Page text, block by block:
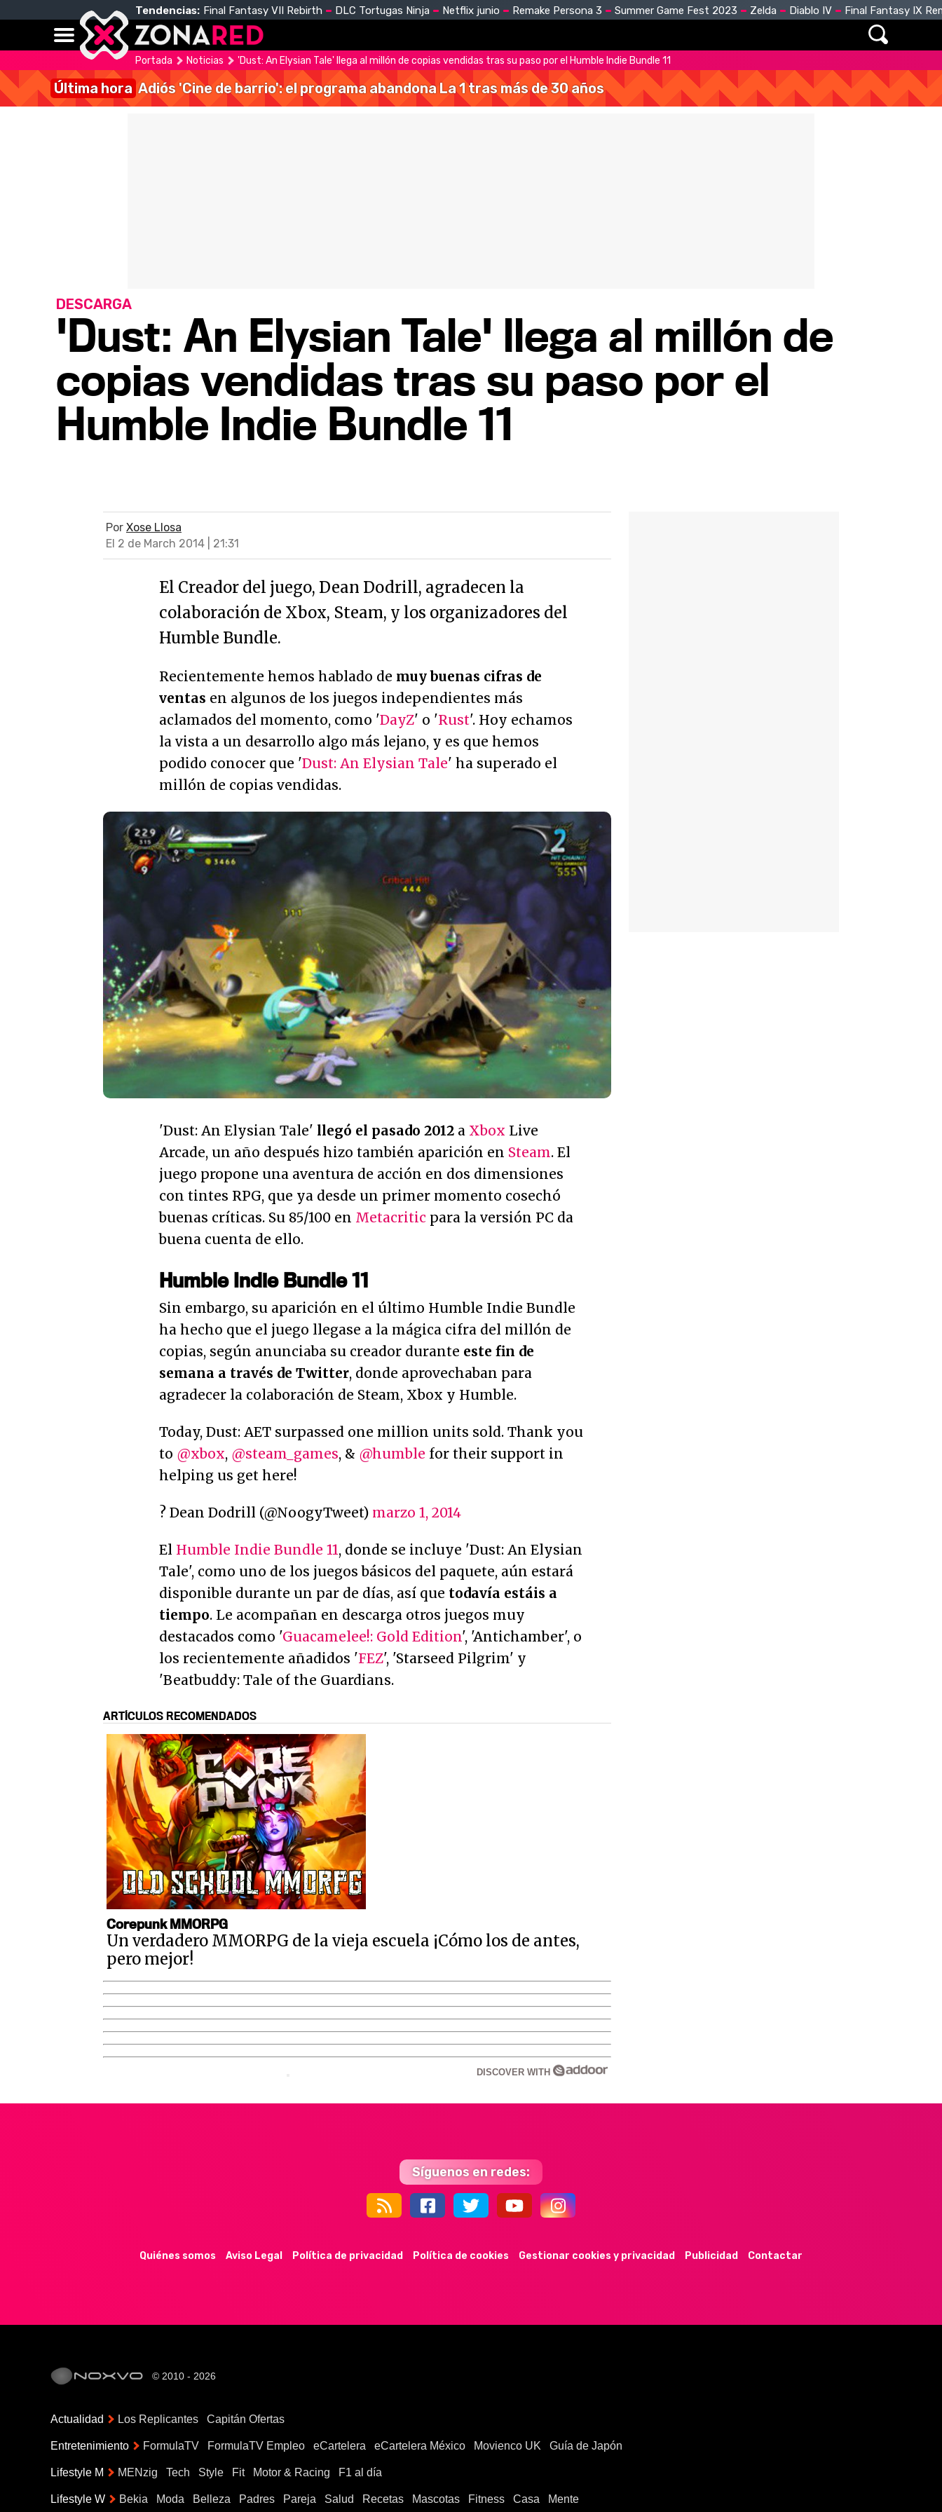
Tendencias: Final Fantasy VII Rebirth DLC Tortugas Ninja Netflix junio Remake Persona 3 Summer Game Fest 2023 Zelda Diablo IV Final Fantasy IX
Portada Noticias 'Dust: An Elysian Tale' llega al millón de copias vendidas tras su paso por el Humble Indie Bundle 11
Última hora Adiós 'Cine de barrio': el programa abandona La 1 tras más de 30 años
'Dust: An Elysian Tale' llega al millón de
copias vendidas tras su paso por el
Humble Indie Bundle 11
DESCARGA
Por Xose Llosa
El 2 de March 2014 | 21:31
El Creador del juego, Dean Dodrill, agradecen la
colaboración de Xbox, Steam, y los organizadores del
Humble Bundle.
Recientemente hemos hablado de muy buenas cifras de
ventas en algunos de los juegos independientes más
aclamados del momento, como 'DayZ' o 'Rust'. Hoy echamos
la vista a un desarrollo algo más lejano, y es que hemos
podido conocer que 'Dust: An Elysian Tale' ha superado el
millón de copias vendidas.
'Dust: An Elysian Tale' llegó el pasado 2012 a Xbox Live
Arcade, un año después hizo también aparición en Steam. El
juego propone una aventura de acción en dos dimensiones
con tintes RPG, que ya desde un primer momento cosechó
buenas críticas. Su 85/100 en Metacritic para la versión PC da
buena cuenta de ello.
Humble Indie Bundle 11
Sin embargo, su aparición en el último Humble Indie Bundle
ha hecho que el juego llegase a la mágica cifra del millón de
copias, según anunciaba su creador durante este fin de
semana a través de Twitter, donde aprovechaban para
agradecer la colaboración de Steam, Xbox y Humble.
Today, Dust: AET surpassed one million units sold. Thank you
to @xbox, @steam_games, & @humble for their support in
helping us get here!
? Dean Dodrill (@NoogyTweet) marzo 1, 2014
El Humble Indie Bundle 11, donde se incluye 'Dust: An Elysian
Tale', como uno de los juegos básicos del paquete, aún estará
disponible durante un par de días, así que todavía estáis a
tiempo. Le acompañan en descarga otros juegos muy
destacados como 'Guacamelee!: Gold Edition', 'Antichamber', o
los recientemente añadidos 'FEZ', 'Starseed Pilgrim' y
'Beatbuddy: Tale of the Guardians.
ARTÍCULOS RECOMENDADOS
Corepunk MMORPG
Un verdadero MMORPG de la vieja escuela ¡Cómo los de antes,
pero mejor!
DISCOVER WITH
Síguenos en redes:
44k 9k 35k 352
Quiénes somos Aviso Legal Política de privacidad Política de cookies Gestionar cookies y privacidad Publicidad Contactar
© 2010 - 2026
Actualidad Los Replicantes Capitán Ofertas
Entretenimiento FormulaTV FormulaTV Empleo eCartelera eCartelera México Movienco UK Guía de Japón
Lifestyle M MENzig Tech Style Fit Motor & Racing F1 al día
Lifestyle W Bekia Moda Belleza Padres Pareja Salud Recetas Mascotas Fitness Casa Mente